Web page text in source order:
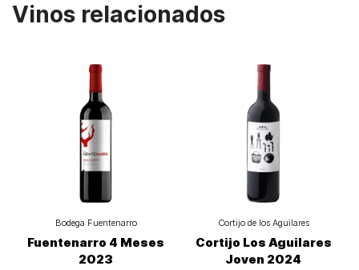
Vinos relacionados
Bodega Fuentenarro
Fuentenarro 4 Meses
2023
Cortijo de los Aguilares
Cortijo Los Aguilares
Joven 2024